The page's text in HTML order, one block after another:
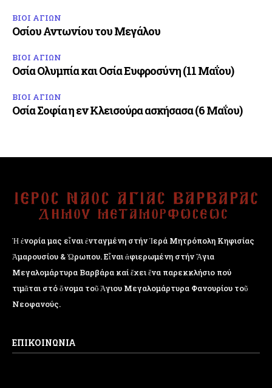
ΒΙΟΙ ΑΓΙΩΝ
Οσίου Αντωνίου του Μεγάλου
ΒΙΟΙ ΑΓΙΩΝ
Οσία Ολυμπία και Οσία Ευφροσύνη (11 Μαΐου)
ΒΙΟΙ ΑΓΙΩΝ
Οσία Σοφία η εν Κλεισούρα ασκήσασα (6 Μαΐου)
Ἡ ἐνορία μας εἶναι ἐνταγμένη στήν Ἱερά Μητρόπολη Κηφισίας
Ἁμαρουσίου & Ὠρωπου. Εἶναι ἀφιερωμένη στήν Ἅγια
Μεγαλομάρτυρα Βαρβάρα καί ἔχει ἕνα παρεκκλήσιο πού
τιμᾶται στό ὄνομα τοῦ Ἁγιου Μεγαλομάρτυρα Φανουρίου τοῦ
Νεοφανούς.
ΕΠΙΚΟΙΝΩΝΙΑ